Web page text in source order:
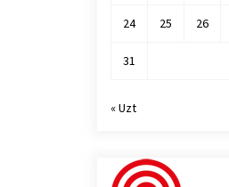
24 25 26
31
« Uzt